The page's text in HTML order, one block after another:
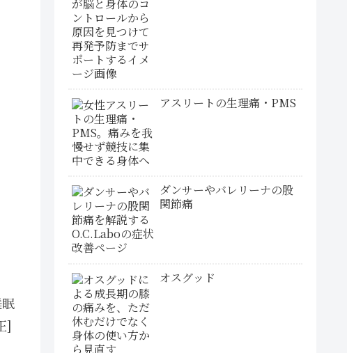
]
アスリートの生理痛・PMS
ダンサーやバレリーナの股
関節痛
オスグッド